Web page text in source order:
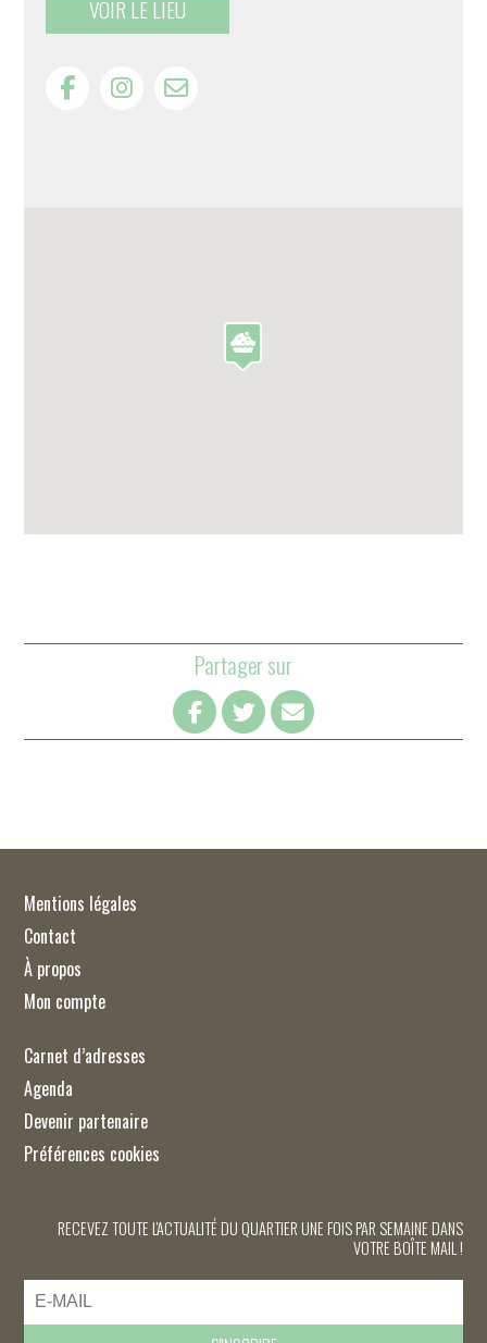
VOIR LE LIEU
Partager sur
Mentions légales
Contact
À propos
Mon compte
Carnet d’adresses
Agenda
Devenir partenaire
Préférences cookies
RECEVEZ TOUTE L'ACTUALITÉ DU QUARTIER UNE FOIS PAR SEMAINE DANS
VOTRE BOÎTE MAIL !